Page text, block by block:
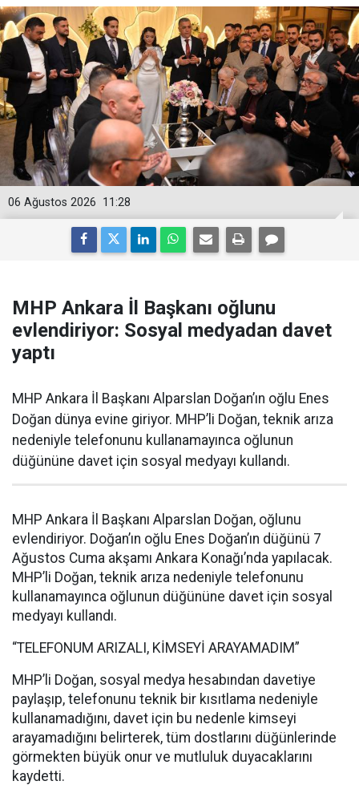
11:28
06 Ağustos 2026
MHP Ankara İl Başkanı oğlunu
evlendiriyor: Sosyal medyadan davet
yaptı
MHP Ankara İl Başkanı Alparslan Doğan’ın oğlu Enes
Doğan dünya evine giriyor. MHP’li Doğan, teknik arıza
nedeniyle telefonunu kullanamayınca oğlunun
düğününe davet için sosyal medyayı kullandı.
MHP Ankara İl Başkanı Alparslan Doğan, oğlunu
evlendiriyor. Doğan’ın oğlu Enes Doğan’ın düğünü 7
Ağustos Cuma akşamı Ankara Konağı’nda yapılacak.
MHP’li Doğan, teknik arıza nedeniyle telefonunu
kullanamayınca oğlunun düğününe davet için sosyal
medyayı kullandı.
“TELEFONUM ARIZALI, KİMSEYİ ARAYAMADIM”
MHP’li Doğan, sosyal medya hesabından davetiye
paylaşıp, telefonunu teknik bir kısıtlama nedeniyle
kullanamadığını, davet için bu nedenle kimseyi
arayamadığını belirterek, tüm dostlarını düğünlerinde
görmekten büyük onur ve mutluluk duyacaklarını
kaydetti.